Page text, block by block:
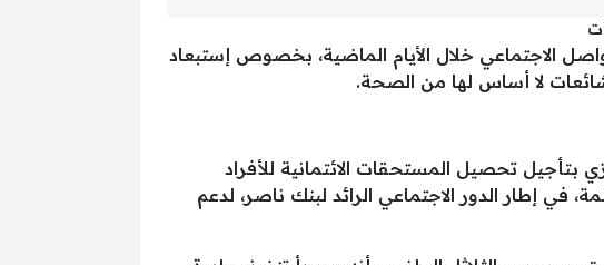
الاجتماعي خلال الأيام الماضية، بخصوص إستبعاد
بتأجيل تحصيل المستحقات الائتمانية للأفراد
في إطار الدور الاجتماعي الرائد لبنك ناصر، لدعم